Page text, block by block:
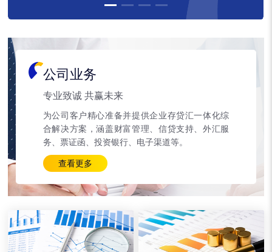
公司业务
专业致诚 共赢未来
为公司客户精心准备并提供企业存贷汇一体化综
合解决方案，涵盖财富管理、信贷支持、外汇服
务、票证函、投资银行、电子渠道等。
查看更多